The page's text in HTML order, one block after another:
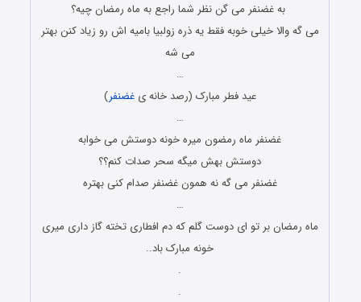
به غضنفر می گن نظر شما راجع به ماه رمضان چیه؟
می گه والا خیلی خوبه فقط یه ذره زولبیا بامیه اش رو زیاد کنن بهتر
می شه
…
عید فطر مبارک (رصد خانه یغضنفر)
…
غضنفر ماه رمضون میره خونه دوستش می خوابه
دوستش بهش میگه سحر صدات کنم؟؟
غضنفر می گه نه همون غضنفر صدام کنی بهتره
…
ماه رمضان بر تو ای دوست گلم که دم افطاری تخته گاز داری میری
خونه مبارک باد..
.
.